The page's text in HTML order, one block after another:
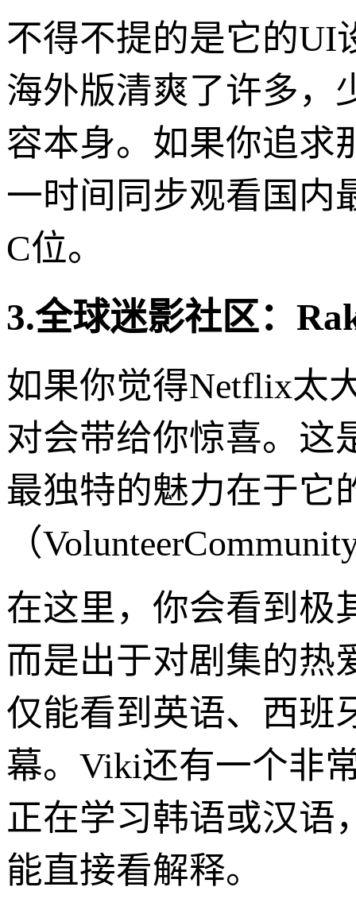
不得不提的是它的UI
海外版清爽了许多，
容本身。如果你追求
一时间同步观看国内
C位。
3.全球迷影社区：
如果你觉得Netflix太
对会带给你惊喜。这
最独特的魅力在于它
（
在这里，你会看到
而是出于对剧集的热
仅能看到英语、西班
幕。Viki还有一个非
正在学习韩语或汉语
能直接看解释。